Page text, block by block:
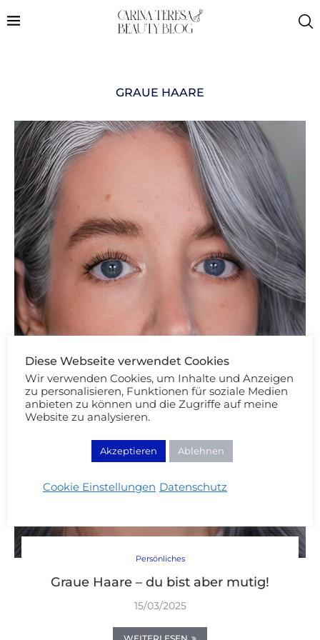
GRAUE HAARE
Persönliches
Graue Haare – du bist aber mutig!
15/03/2025
Diese Webseite verwendet Cookies
Wir verwenden Cookies, um Inhalte und Anzeigen
zu personalisieren, Funktionen für soziale Medien
anbieten zu können und die Zugriffe auf meine
Website zu analysieren.
Akzeptieren Ablehnen
Cookie Einstellungen Datenschutz